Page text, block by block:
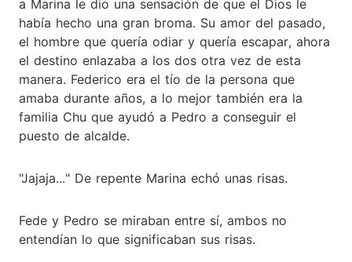
a Marina le dio una sensación de que el Dios le
había hecho una gran broma. Su amor del pasado,
el hombre que quería odiar y quería escapar, ahora
el destino enlazaba a los dos otra vez de esta
manera. Federico era el tío de la persona que
amaba durante años, a lo mejor también era la
familia Chu que ayudó a Pedro a conseguir el
puesto de alcalde.
"Jajaja..." De repente Marina echó unas risas.
Fede y Pedro se miraban entre sí, ambos no
entendían lo que significaban sus risas.